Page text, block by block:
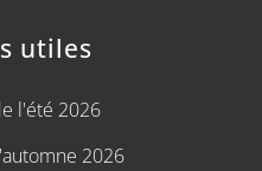
utiles
l'été 2026
2026